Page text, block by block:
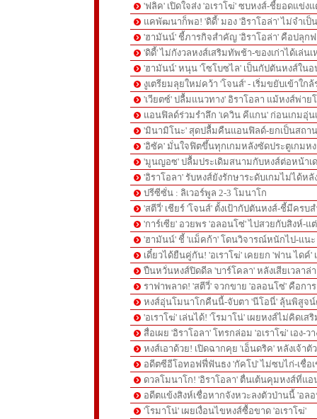
'ฟลิค' เปิดใจส่ง 'อเราโฆ่' ซบหงส์-ชี้ยอดแข่ง
แคพัฒนาก็พอ! 'ดิดี้' มอง 'อิราโอล่า' ไม่จำเป็
'ฮามันน์' ชี้ภารกิจสำคัญ 'อิราโอล่า' คือปลุกฟ
'ดิดี้' ไม่กังวลหงส์เสริมทัพช้า-ของเก่าได้เล่น
'ฮามันน์' หนุน 'โซโบซไล' เป็นกัปตันหงส์ในอ
งูเตรียมลุยใหม่คว้า 'โจนส์' - เริ่มขยับเข้าใก
'เวียตซ์' ปลื้มแนวทาง' อิราโอลา แม้หงส์พ่าย
แอนฟิลด์ร่วมรำลึก 'เควิน คีแกน' ก่อนเกมอุ่น
'มินามิโนะ' สุดปลื้มคืนแอนฟิลด์-ยกเป็นสถา
'อิซัค' มั่นใจฟิตขึ้นทุกเกมหลังซัดประตูเกมห
'มูนญอซ' ปลื้มประเดิมสนามกับหงส์ต่อหน้าเ
'อิราโอลา' รับหงส์ยังรักษาระดับเกมไม่ได้หลั
ปรีซีซั่น : ลิเวอร์พูล 2-3 โมนาโก
'สตีวี่' เชียร์ 'โจนส์' ตั้งเป้ากัปตันหงส์-ชี้มีครบ
'การ์เซีย' อวยพร 'อลอนโซ่' ไปสวยกับสิงห์-แ
'ฮามันน์' ชี้ 'แม็คก้า' โดนวิจารณ์หนักไป-แนะ
เดี๋ยวได้ยืนคู่กัน! 'อเราโฆ่' เคยยก 'ฟาน ไดค์'
ปืนหวั่นหงส์ปิดดีล 'บาร์โคลา' หลังเสียเวลาล่
ราฟาพลาด! 'สตีวี่' จวกขาย 'อลอนโซ่' คือกา
หงส์อุ่นโมนาโกคืนนี้-จับตา 'นีโอนี่' ลุ้นพิสูจน์
'อเราโฆ่' เล่นได้! 'โรมาโน่' เผยหงส์ไม่คิดเส
สื่อเผย 'อิราโอลา' โทรกล่อม 'อเราโฆ่' เอง-ว
หงส์เอาด้วย! เปิดฉากคุย 'เอ็นดริค' หลังเจ้า
อดีตซีอีโอทอฟฟี่ฟันธง 'กัคโป' ไม่ซบไก่-เชื่อเ
ดวลโมนาโก! 'อิราโอลา' ตื่นเต้นคุมหงส์ที่แ
อดีตแข้งสิงห์เชื่อหากจังหวะลงตัวป่านนี้ 'อล
'โรมาโน่' เผยเงื่อนไขหงส์ซื้อขาด 'อเราโฆ่'